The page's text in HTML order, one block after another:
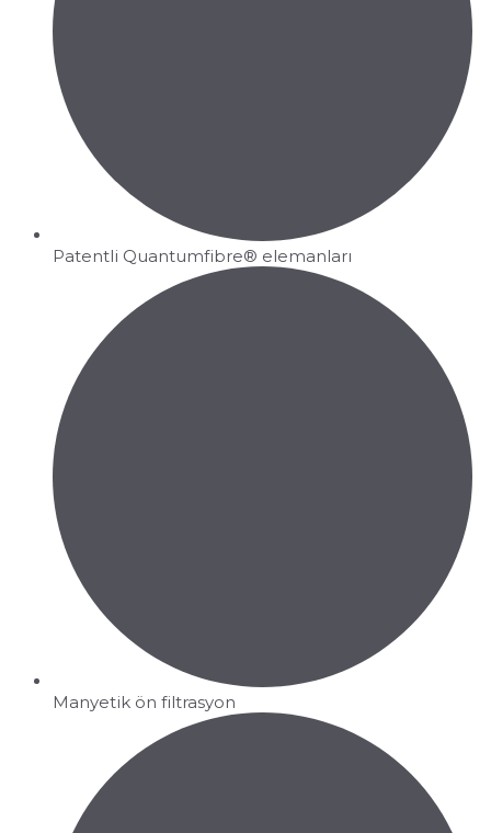
Patentli Quantumfibre® elemanları
Manyetik ön filtrasyon